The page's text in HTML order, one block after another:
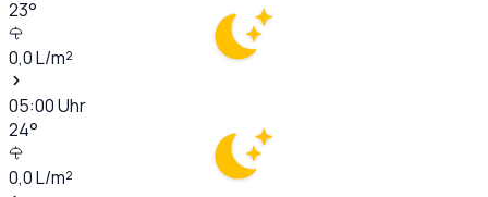
23°
0,0L/m²
05:00Uhr
24°
0,0L/m²